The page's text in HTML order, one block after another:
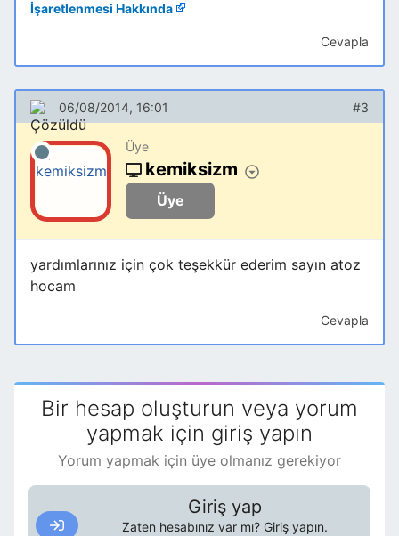
İşaretlenmesi Hakkında
Cevapla
06/08/2014, 16:01 #3
Üye
kemiksizm
Üye
yardımlarınız için çok teşekkür ederim sayın atoz
hocam
Cevapla
Bir hesap oluşturun veya yorum
yapmak için giriş yapın
Yorum yapmak için üye olmanız gerekiyor
Giriş yap
Zaten hesabınız var mı? Giriş yapın.